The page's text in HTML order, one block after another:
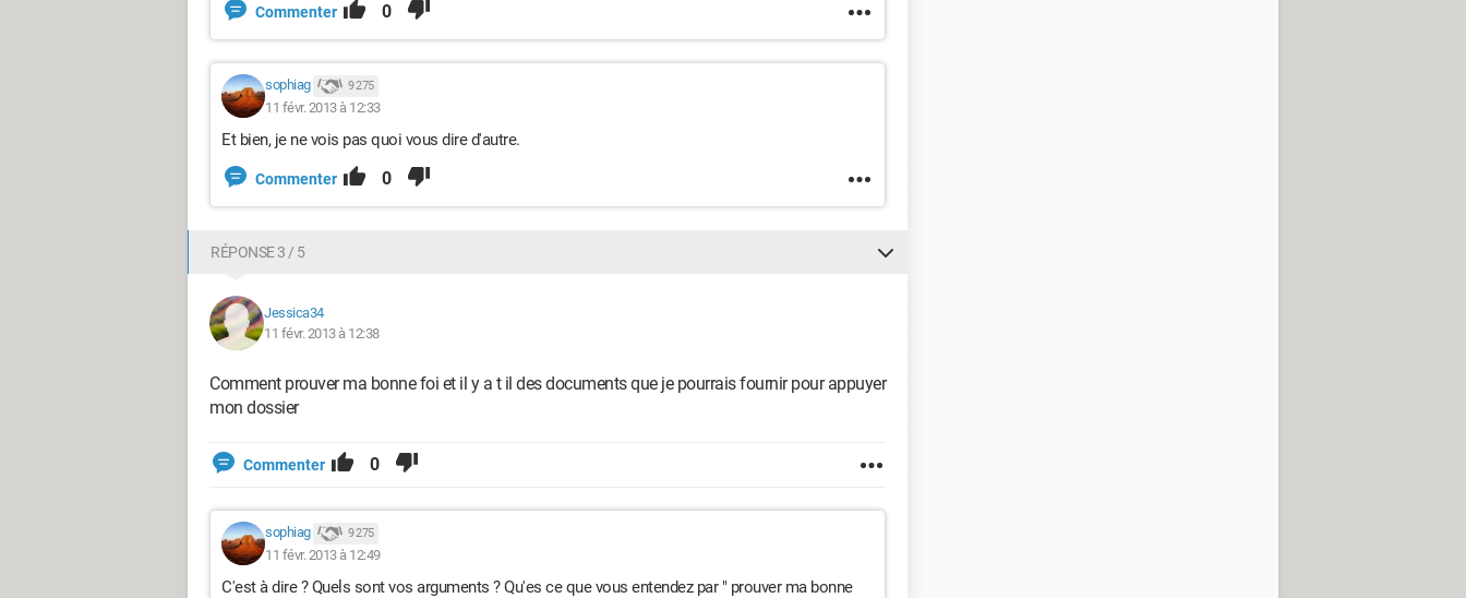
Commenter 0
sophiag 9 275
11 févr. 2013 à 12:33
Et bien, je ne vois pas quoi vous dire d'autre.
Commenter 0
RÉPONSE 3 / 5
Jessica34
11 févr. 2013 à 12:38
Comment prouver ma bonne foi et il y a t il des documents que je pourrais fournir pour appuyer
mon dossier
Commenter 0
sophiag 9 275
11 févr. 2013 à 12:49
C'est à dire ? Quels sont vos arguments ? Qu'es ce que vous entendez par " prouver ma bonne